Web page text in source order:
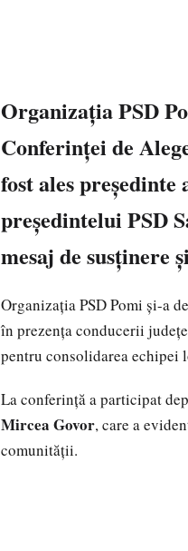
Organizația PSD
Conferinței de
fost ales
președintelui PSD
mesaj de susținere
Organizația PSD Pomi și-a
în prezența conducerii
pentru consolidarea echipei
La conferință a participat
Mircea Govor, care a
comunității.